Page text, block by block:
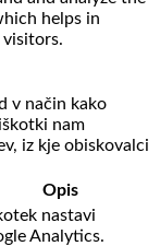
helps in
v način kako
nam
iz kje obiskovalci
Opis
nastavi
Analytics.